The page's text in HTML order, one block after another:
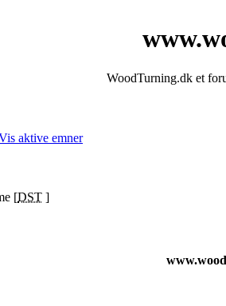
WoodTurning.dk et
aktive emner
[DST ]